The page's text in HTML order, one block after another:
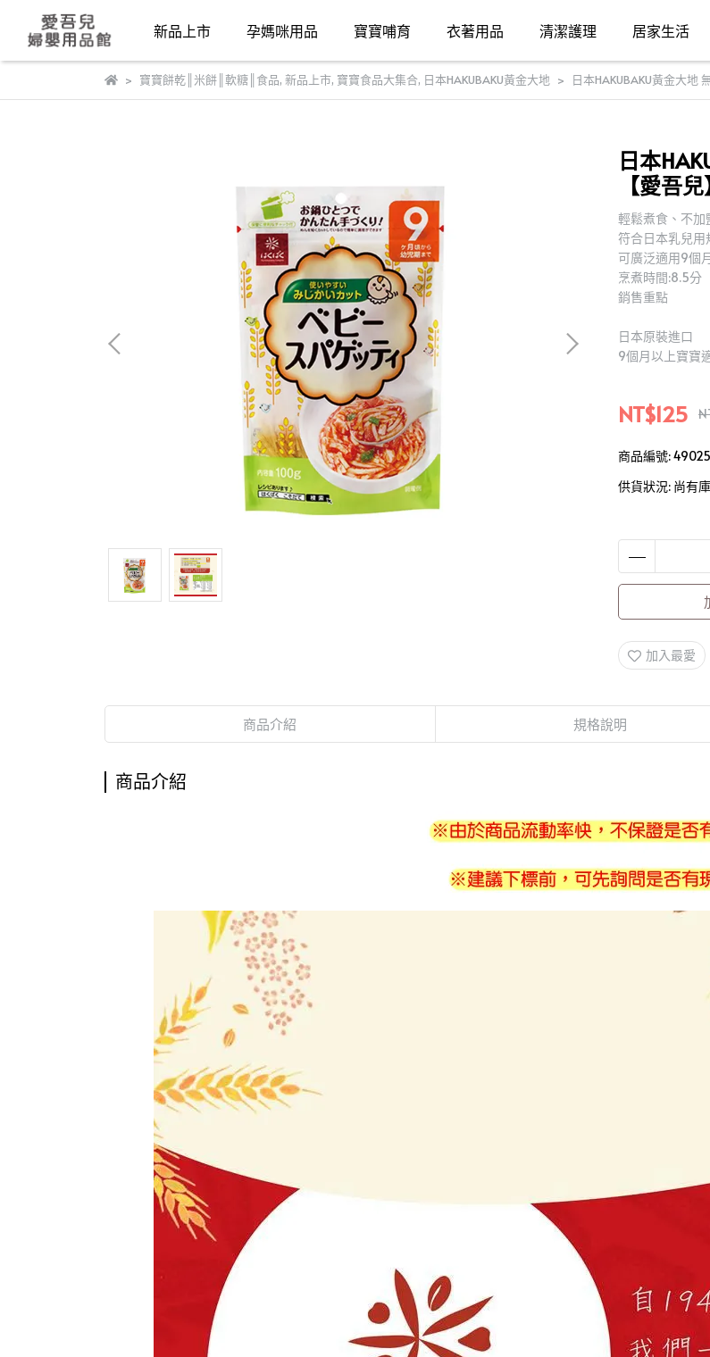
新品上市 孕媽咪用品 寶寶哺育 衣著用品 清潔護理 居家生活
寶寶餅乾║米餅║軟糖║食品, 新品上市, 寶寶食品大集合, 日本HAKUBAKU黃金大地 日本HAKUBAKU黃金大地
日本
【愛吾兒
輕鬆煮食、不加
符合日本乳兒用
可廣泛適用9個
烹煮時間:8.5分
銷售重點
日本原裝進口
9個月以上寶寶
NT$125
商品編號:
供貨狀況: 尚有
加入最愛
商品介紹 規格說明
商品介紹